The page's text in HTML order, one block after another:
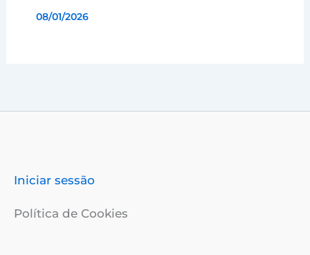
08/01/2026
Iniciar sessão
Política de Cookies